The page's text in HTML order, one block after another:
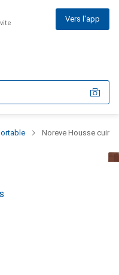
Vers l'app
Noreve Housse cuir